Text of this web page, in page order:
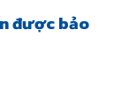
được bảo